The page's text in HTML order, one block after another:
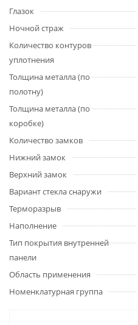
Глазок
Ночной страж
Количество контуров
уплотнения
Толщина металла (по
полотну)
Толщина металла (по
коробке)
Количество замков
Нижний замок
Верхний замок
Вариант стекла снаружи
Терморазрыв
Наполнение
Тип покрытия внутренней
панели
Область применения
Номенклатурная группа